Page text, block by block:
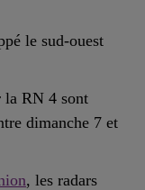
le sud-ouest
la RN 4 sont
dimanche 7 et
, les radars